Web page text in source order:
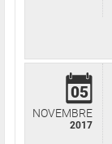
05
NOVEMBRE
2017